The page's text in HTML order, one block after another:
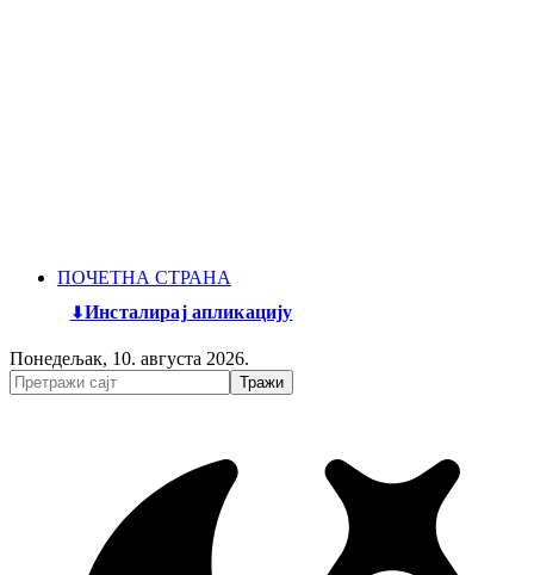
ПОЧЕТНА СТРАНА
Инсталирај апликацију
Понедељак, 10. августа 2026.